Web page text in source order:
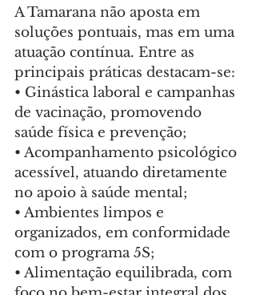
A Tamarana não aposta em
soluções pontuais, mas em uma
atuação contínua. Entre as
principais práticas destacam-se:
• Ginástica laboral e campanhas
de vacinação, promovendo
saúde física e prevenção;
• Acompanhamento psicológico
acessível, atuando diretamente
no apoio à saúde mental;
• Ambientes limpos e
organizados, em conformidade
com o programa 5S;
• Alimentação equilibrada, com